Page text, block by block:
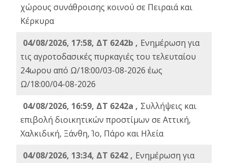
χώρους συνάθροισης κοινού σε Πειραιά και
Κέρκυρα
04/08/2026, 17:58, ΔΤ 6242b , Ενημέρωση για
τις αγροτοδασικές πυρκαγιές του τελευταίου
24ωρου από Ω/18:00/03-08-2026 έως
Ω/18:00/04-08-2026
04/08/2026, 16:59, ΔΤ 6242a , Συλλήψεις και
επιβολή διοικητικών προστίμων σε Αττική,
Χαλκιδική, Ξάνθη, Ίο, Πάρο και Ηλεία
04/08/2026, 13:34, ΔΤ 6242 , Ενημέρωση για